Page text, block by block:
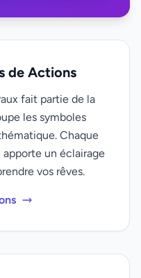
de Actions
fait partie de la
les symboles
Chaque
un éclairage
vos rêves.